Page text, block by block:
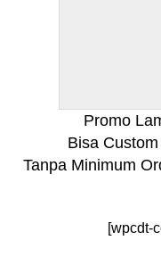
Promo
Bisa
Tanpa Minimum
[wpcdt-